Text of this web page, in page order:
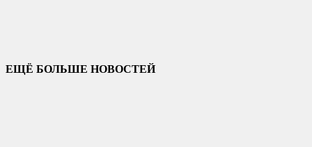
ЕЩЁ БОЛЬШЕ НОВОСТЕЙ